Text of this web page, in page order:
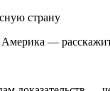
страну
—